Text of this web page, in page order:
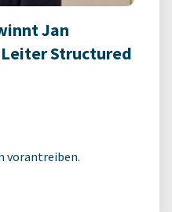
Jan
Structured
vorantreiben.